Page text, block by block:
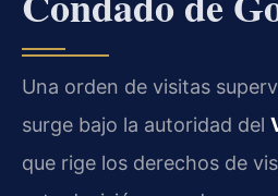
Una orden de visitas
surge bajo la autoridad del
que rige los derechos de